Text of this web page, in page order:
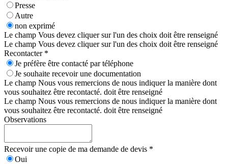
Presse
Autre
non exprimé
Le champ Vous devez cliquer sur l'un des choix doit être renseigné
Le champ Vous devez cliquer sur l'un des choix doit être renseigné
Recontacter *
Je préfère être contacté par téléphone
Je souhaite recevoir une documentation
Le champ Nous vous remercions de nous indiquer la manière dont
vous souhaitez être recontacté. doit être renseigné
Le champ Nous vous remercions de nous indiquer la manière dont
vous souhaitez être recontacté. doit être renseigné
Observations
Recevoir une copie de ma demande de devis *
Oui